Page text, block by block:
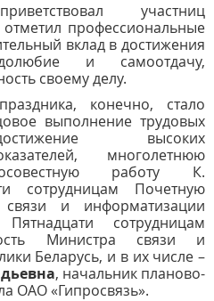
участниц
профессиональные
вклад в достижения
и самоотдачу,
своему делу.
конечно, стало
выполнение трудовых
высоких
многолетнюю
работу К.
сотрудницам Почетную
связи и информатизации
сотрудницам
Министра связи и
Беларусь, и в ихчисле –
, начальник планово-
ОАО «Гипросвязь».